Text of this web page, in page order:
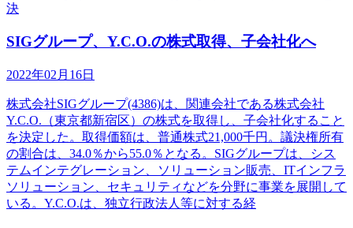
決
SIGグループ、Y.C.O.の株式取得、子会社化へ
2022年02月16日
株式会社SIGグループ(4386)は、関連会社である株式会社
Y.C.O.（東京都新宿区）の株式を取得し、子会社化すること
を決定した。取得価額は、普通株式21,000千円。議決権所有
の割合は、34.0％から55.0％となる。SIGグループは、シス
テムインテグレーション、ソリューション販売、ITインフラ
ソリューション、セキュリティなどを分野に事業を展開して
いる。Y.C.O.は、独立行政法人等に対する経